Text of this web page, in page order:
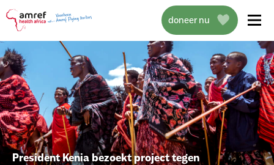
doneer nu
over amref health africa
wat we doen
President Kenia bezoekt project tegen